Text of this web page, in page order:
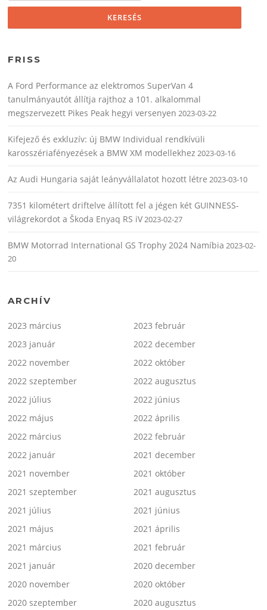
FRISS
A Ford Performance az elektromos SuperVan 4
tanulmányautót állítja rajthoz a 101. alkalommal
megszervezett Pikes Peak hegyi versenyen 2023-03-22
Kifejező és exkluzív: új BMW Individual rendkívüli
karosszériafényezések a BMW XM modellekhez 2023-03-16
Az Audi Hungaria saját leányvállalatot hozott létre 2023-03-10
7351 kilométert driftelve állított fel a jégen két GUINNESS-
világrekordot a Škoda Enyaq RS iV2023-02-27
BMW Motorrad International GS Trophy 2024 Namíbia 2023-02-
20
ARCHÍV
2023 március
2023 február
2023 január
2022 december
2022 november
2022 október
2022 szeptember
2022 augusztus
2022 július
2022 június
2022 május
2022 április
2022 március
2022 február
2022 január
2021 december
2021 november
2021 október
2021 szeptember
2021 augusztus
2021 július
2021 június
2021 május
2021 április
2021 március
2021 február
2021 január
2020 december
2020 november
2020 október
2020 szeptember
2020 augusztus